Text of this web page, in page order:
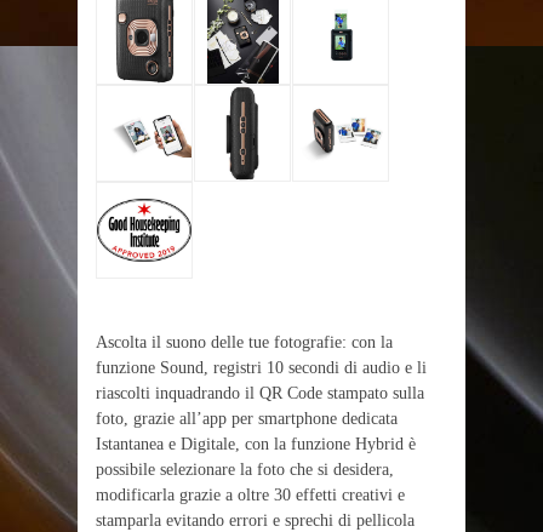
Ascolta il suono delle tue fotografie: con la
funzione Sound, registri 10 secondi di audio e li
riascolti inquadrando il QR Code stampato sulla
foto, grazie all’app per smartphone dedicata
Istantanea e Digitale, con la funzione Hybrid è
possibile selezionare la foto che si desidera,
modificarla grazie a oltre 30 effetti creativi e
stamparla evitando errori e sprechi di pellicola